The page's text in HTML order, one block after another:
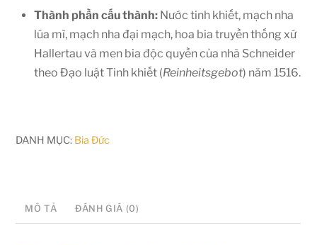
Thành phần cấu thành: Nước tinh khiết, mạch nha
lúa mì, mạch nha đại mạch, hoa bia truyền thống xứ
Hallertau và men bia độc quyền của nhà Schneider
theo Đạo luật Tinh khiết (Reinheitsgebot) năm 1516.
DANH MỤC: Bia Đức
MÔ TẢ ĐÁNH GIÁ (0)